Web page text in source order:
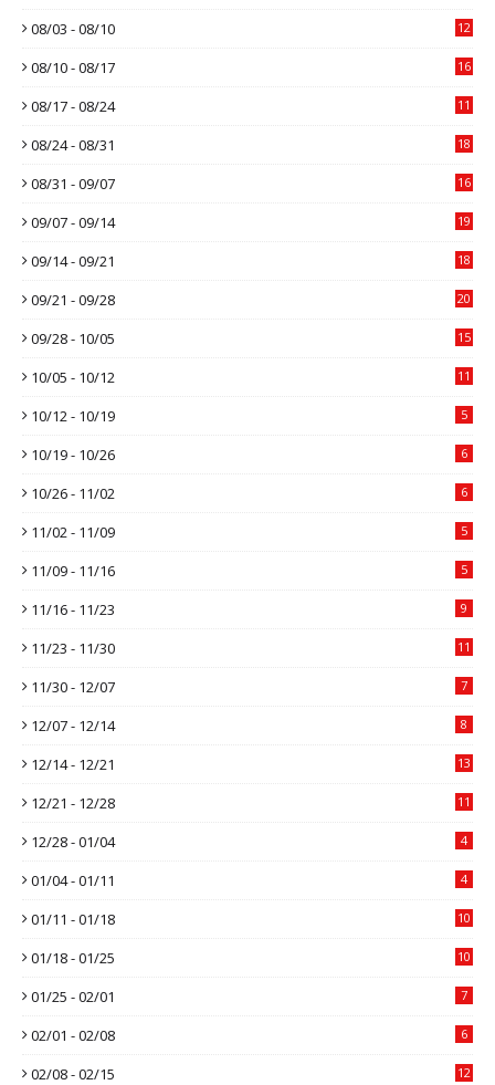
08/03 - 08/10 12
08/10 - 08/17 16
08/17 - 08/24 11
08/24 - 08/31 18
08/31 - 09/07 16
09/07 - 09/14 19
09/14 - 09/21 18
09/21 - 09/28 20
09/28 - 10/05 15
10/05 - 10/12 11
10/12 - 10/19 5
10/19 - 10/26 6
10/26 - 11/02 6
11/02 - 11/09 5
11/09 - 11/16 5
11/16 - 11/23 9
11/23 - 11/30 11
11/30 - 12/07 7
12/07 - 12/14 8
12/14 - 12/21 13
12/21 - 12/28 11
12/28 - 01/04 4
01/04 - 01/11 4
01/11 - 01/18 10
01/18 - 01/25 10
01/25 - 02/01 7
02/01 - 02/08 6
02/08 - 02/15 12